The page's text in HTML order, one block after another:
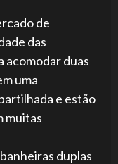
de
das
acomodar duas
uma
e estão
muitas
duplas